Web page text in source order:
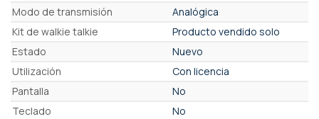
Características
Modo de transmisión
Analógica
Kit de walkie talkie
Producto vendido solo
Estado
Nuevo
Utilización
Con licencia
Pantalla
No
Teclado
No